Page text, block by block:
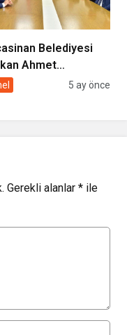
Belediyesi
Ahmet
ile
5 ay önce
Gerekli alanlar * ile